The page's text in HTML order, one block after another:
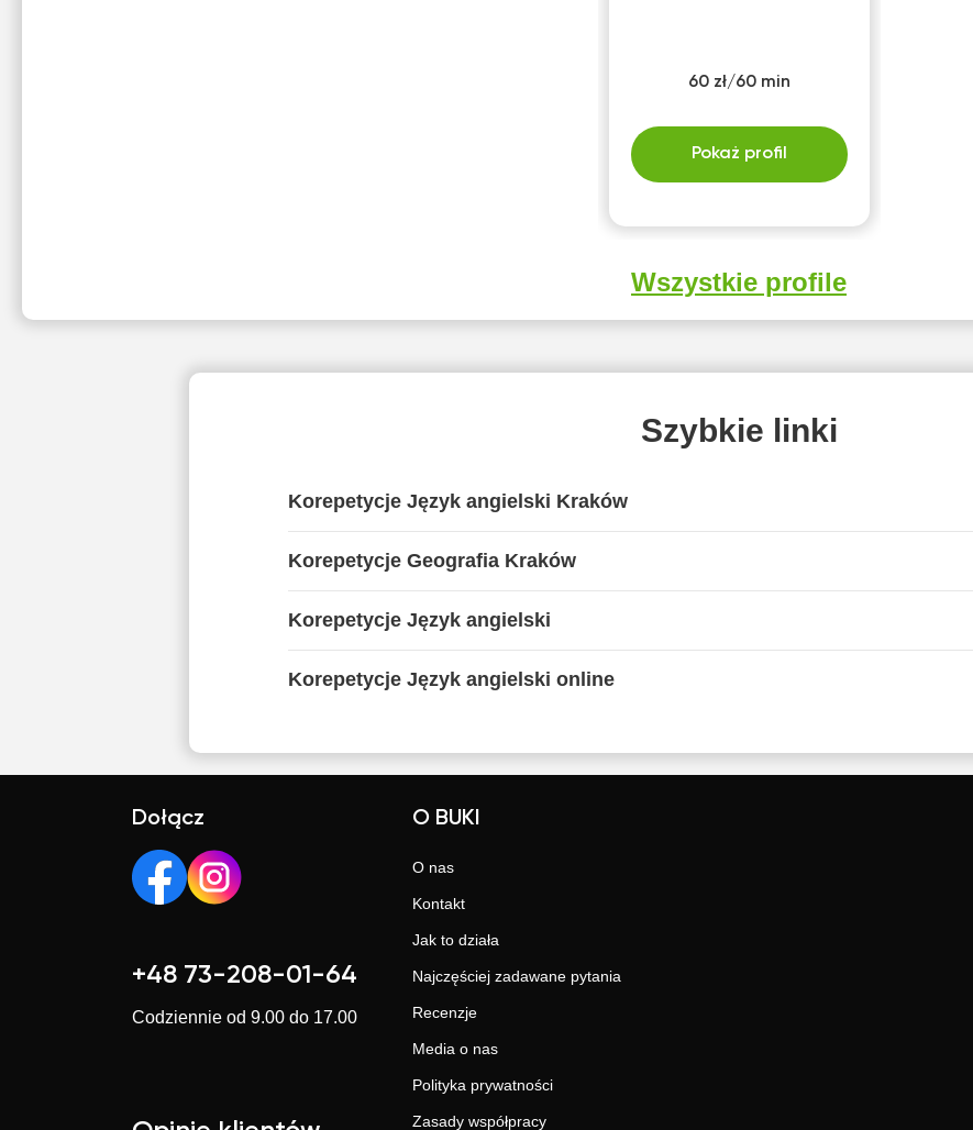
60 zł/60 min
Pokaż profil
Wszystkie profile
Szybkie linki
Korepetycje Język angielski Kraków
Korepetycje Geografia Kraków
Korepetycje Język angielski
Korepetycje Język angielski online
Dołącz
+48 73-208-01-64
Codziennie od 9.00 do 17.00
O BUKI
O nas
Kontakt
Jak to działa
Najczęściej zadawane pytania
Recenzje
Media o nas
Polityka prywatności
Zasady współpracy